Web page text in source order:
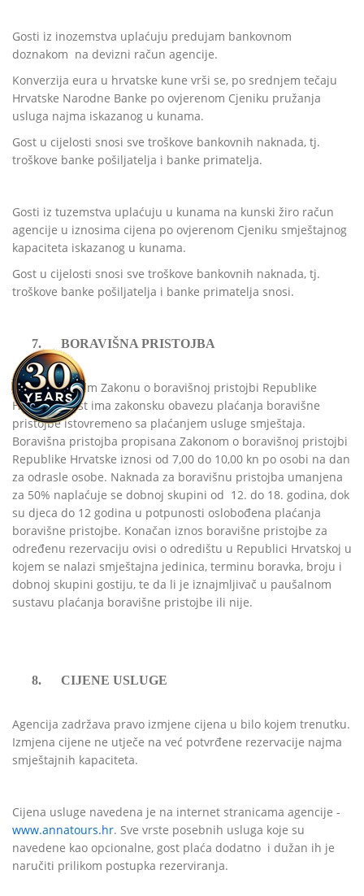
Gosti iz inozemstva uplaćuju predujam bankovnom
doznakom na devizni račun agencije.
Konverzija eura u hrvatske kune vrši se, po srednjem tečaju
Hrvatske Narodne Banke po ovjerenom Cjeniku pružanja
usluga najma iskazanog u kunama.
Gost u cijelosti snosi sve troškove bankovnih naknada, tj.
troškove banke pošiljatelja i banke primatelja.
Gosti iz tuzemstva uplaćuju u kunama na kunski žiro račun
agencije u iznosima cijena po ovjerenom Cjeniku smještajnog
kapaciteta iskazanog u kunama.
Gost u cijelosti snosi sve troškove bankovnih naknada, tj.
troškove banke pošiljatelja i banke primatelja snosi.
7. BORAVIŠNA PRISTOJBA
Prema važećem Zakonu o boravišnoj pristojbi Republike
Hrvatske, gost ima zakonsku obavezu plaćanja boravišne
pristojbe istovremeno sa plaćanjem usluge smještaja.
Boravišna pristojba propisana Zakonom o boravišnoj pristojbi
Republike Hrvatske iznosi od 7,00 do 10,00 kn po osobi na dan
za odrasle osobe. Naknada za boravišnu pristojba umanjena
za 50% naplaćuje se dobnoj skupini od 12. do 18. godina, dok
su djeca do 12 godina u potpunosti oslobođena plaćanja
boravišne pristojbe. Konačan iznos boravišne pristojbe za
određenu rezervaciju ovisi o odredištu u Republici Hrvatskoj u
kojem se nalazi smještajna jedinica, terminu boravka, broju i
dobnoj skupini gostiju, te da li je iznajmljivač u paušalnom
sustavu plaćanja boravišne pristojbe ili nije.
8. CIJENE USLUGE
Agencija zadržava pravo izmjene cijena u bilo kojem trenutku.
Izmjena cijene ne utječe na već potvrđene rezervacije najma
smještajnih kapaciteta.
Cijena usluge navedena je na internet stranicama agencije -
www.annatours.hr. Sve vrste posebnih usluga koje su
navedene kao opcionalne, gost plaća dodatno i dužan ih je
naručiti prilikom postupka rezerviranja.